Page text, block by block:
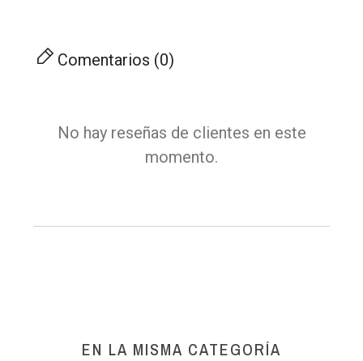
Comentarios (0)
No hay reseñas de clientes en este
momento.
EN LA MISMA CATEGORÍA